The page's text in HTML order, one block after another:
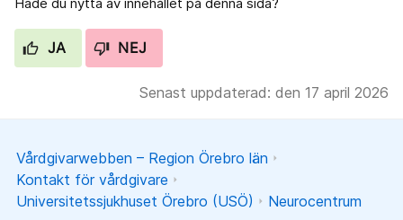
JA NEJ
Senast uppdaterad: den 17 april 2026
Vårdgivarwebben – Region Örebro län
Kontakt för vårdgivare
Universitetssjukhuset Örebro (USÖ)
Neurocentrum